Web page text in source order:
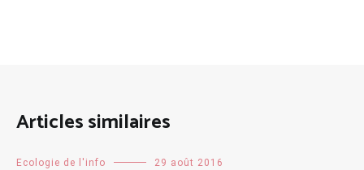
Articles similaires
Ecologie de l'info 29 août 2016